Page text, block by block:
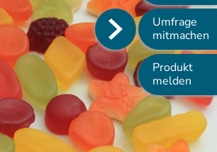
Main
navigation
Umfrage
mitmachen
Produkt
melden